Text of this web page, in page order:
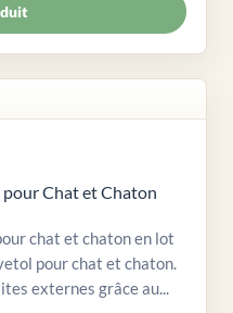
Chat et Chaton
chat et chaton en lot
pour chat et chaton.
externes grâce au...